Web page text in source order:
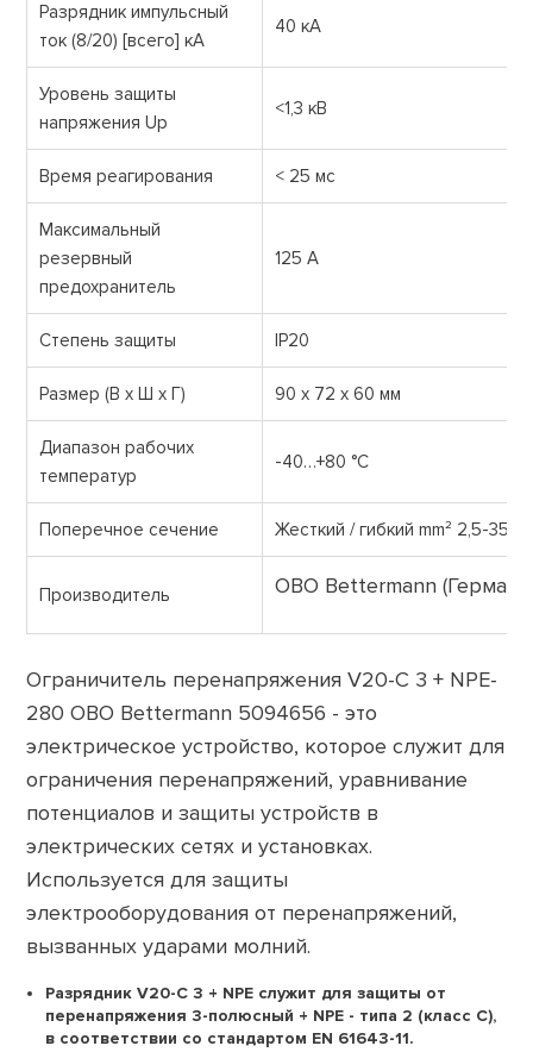
Разрядник импульсный
ток (8/20) [всего] кА
40 кА
Уровень защиты
напряжения Up
<1,3 кВ
Время реагирования < 25 мс
Максимальный
резервный
предохранитель
125 А
Степень защиты IР20
Размер (В х Ш х Г) 90 х 72 х 60 мм
Диапазон рабочих
температур
-40…+80 °С
Поперечное сечение Жесткий / гибкий mm² 2,5-
Производитель OBO Bettermann
Ограничитель перенапряжения V20-C 3 + NPE-
280 OBO Bettermann 5094656 - это
электрическое устройство, которое служит для
ограничения перенапряжений, уравнивание
потенциалов и защиты устройств в
электрических сетях и установках.
Используется для защиты
электрооборудования от перенапряжений,
вызванных ударами молний.
Разрядник V20-C 3 + NPE служит для защиты от
перенапряжения 3-полюсный + NPE - типа 2 (класс C),
в соответствии со стандартом EN 61643-11.